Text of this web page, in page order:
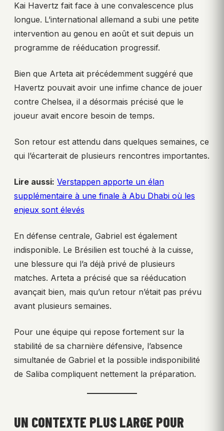
Kai Havertz fait face à une convalescence plus
longue. L’international allemand a subi une petite
intervention au genou en août et suit depuis un
programme de rééducation progressif.
Bien que Arteta ait précédemment suggéré que
Havertz pouvait avoir une infime chance de jouer
contre Chelsea, il a désormais précisé que le
joueur avait encore besoin de temps.
Son retour est attendu dans quelques semaines, ce
qui l’écarterait de plusieurs rencontres importantes.
Lire aussi: Verstappen apporte un élan
supplémentaire à une finale à Abu Dhabi où les
enjeux sont élevés
En défense centrale, Gabriel est également
indisponible. Le Brésilien est touché à la cuisse,
une blessure qui l’a déjà privé de plusieurs
matches. Arteta a précisé que sa rééducation
avançait bien, mais qu’un retour n’était pas prévu
avant plusieurs semaines.
Pour une équipe qui repose fortement sur la
stabilité de sa charnière défensive, l’absence
simultanée de Gabriel et la possible indisponibilité
de Saliba compliquent nettement la préparation.
UN CONTEXTE PLUS LARGE POUR